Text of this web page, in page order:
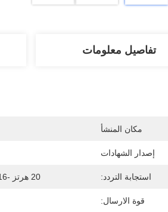
تفاصيل معلومات
مكان المنشأ
إصدار الشهادات
استجابة التردد: 20 هرتز -16 كيلو هرتز
قوة الارسال: